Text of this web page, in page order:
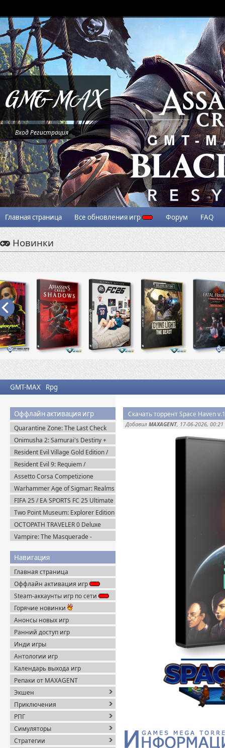
ВходРегистрация
Главная страница Все обновления игр Форум FAQ
Новинки
GMT-MAX Rpg
Оффлайн активация игр
Quarantine Zone: The Last Check
v.1.1.13.1981 + Все DLC (2026)
Пиратка
Onimusha 2: Samurai's Destiny +
DLC (2025) Пиратка
Resident Evil Village Gold Edition /
Resident Evil 8 (2021) Portable
Resident Evil 9: Requiem /
BIOHAZARD Реквием (2026)
Пиратка
Assetto Corsa Competizione
v.1.10.3 + Все DLC (2019) Пиратка
Warhammer Age of Sigmar: Realms
of Ruin Ultimate Edition (2023)
Steam-Rip
FIFA 25 / EA SPORTS FC 25 Ultimate
Edition (2024) EA-Rip
Two Point Museum: Explorer Edition
(2025) Steam-Rip
OCTOPATH TRAVELER 0 Deluxe
Edition v.1.0.8 (2025) Portable
Vampire: The Masquerade -
v.53085 (2025) Portable
Навигация
Главная страница
Оффлайн активация игр
Steam-аккаунты игр по сети
Горячие новинки
Анонсы новых игр
Ранний доступ игр
Инди игры
Антологии игр
Календарь выхода игр
Репаки от MAXAGENT
Экшен
Приключения
РПГ
Симуляторы
Стратегии
Скачать торрент Space Haven
Добавил MAXAGENT, 17-06-2026, 00:21